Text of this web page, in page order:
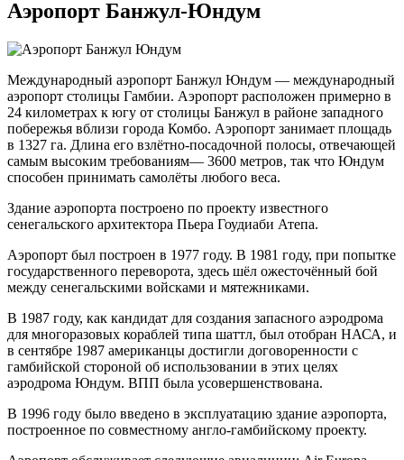
Аэропорт Банжул-Юндум
Международный аэропорт Банжул Юндум — международный
аэропорт столицы Гамбии. Аэропорт расположен примерно в
24 километрах к югу от столицы Банжул в районе западного
побережья вблизи города Комбо. Аэропорт занимает площадь
в 1327 га. Длина его взлётно-посадочной полосы, отвечающей
самым высоким требованиям— 3600 метров, так что Юндум
способен принимать самолёты любого веса.
Здание аэропорта построено по проекту известного
сенегальского архитектора Пьера Гоудиаби Атепа.
Аэропорт был построен в 1977 году. В 1981 году, при попытке
государственного переворота, здесь шёл ожесточённый бой
между сенегальскими войсками и мятежниками.
В 1987 году, как кандидат для создания запасного аэродрома
для многоразовых кораблей типа шаттл, был отобран НАСА, и
в сентябре 1987 американцы достигли договоренности с
гамбийской стороной об использовании в этих целях
аэродрома Юндум. ВПП была усовершенствована.
В 1996 году было введено в эксплуатацию здание аэропорта,
построенное по совместному англо-гамбийскому проекту.